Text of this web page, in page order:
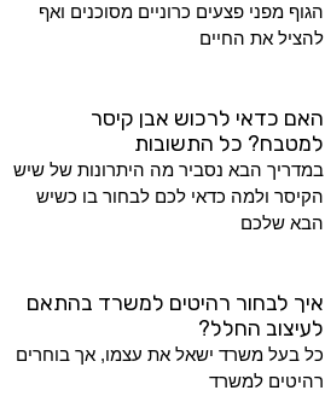
הגוף מפני פצעים כרוניים מסוכנים ואף
להציל את החיים
האם כדאי לרכוש אבן קיסר
למטבח? כל התשובות
במדריך הבא נסביר מה היתרונות של שיש
הקיסר ולמה כדאי לכם לבחור בו כשיש
הבא שלכם
איך לבחור רהיטים למשרד בהתאם
לעיצוב החלל?
כל בעל משרד ישאל את עצמו, אך בוחרים
רהיטים למשרד